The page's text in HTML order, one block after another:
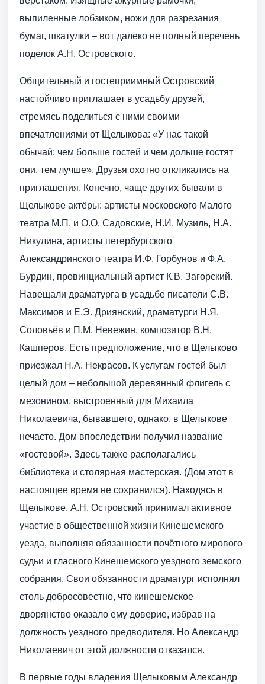
выпиленные лобзиком, ножи для разрезания
бумаг, шкатулки – вот далеко не полный перечень
поделок А.Н. Островского.
Общительный и гостеприимный Островский
настойчиво приглашает в усадьбу друзей,
стремясь поделиться с ними своими
впечатлениями от Щелыкова: «У нас такой
обычай: чем больше гостей и чем дольше гостят
они, тем лучше». Друзья охотно откликались на
приглашения. Конечно, чаще других бывали в
Щелыкове актёры: артисты московского Малого
театра М.П. и О.О. Садовские, Н.И. Музиль, Н.А.
Никулина, артисты петербургского
Александринского театра И.Ф. Горбунов и Ф.А.
Бурдин, провинциальный артист К.В. Загорский.
Навещали драматурга в усадьбе писатели С.В.
Максимов и Е.Э. Дриянский, драматурги Н.Я.
Соловьёв и П.М. Невежин, композитор В.Н.
Кашперов. Есть предположение, что в Щелыково
приезжал Н.А. Некрасов. К услугам гостей был
целый дом – небольшой деревянный флигель с
мезонином, выстроенный для Михаила
Николаевича, бывавшего, однако, в Щелыкове
нечасто. Дом впоследствии получил название
«гостевой». Здесь также располагались
библиотека и столярная мастерская. (Дом этот в
настоящее время не сохранился). Находясь в
Щелыкове, А.Н. Островский принимал активное
участие в общественной жизни Кинешемского
уезда, выполняя обязанности почётного мирового
судьи и гласного Кинешемского уездного земского
собрания. Свои обязанности драматург исполнял
столь добросовестно, что кинешемское
дворянство оказало ему доверие, избрав на
должность уездного предводителя. Но Александр
Николаевич от этой должности отказался.
В первые годы владения Щелыковым Александр